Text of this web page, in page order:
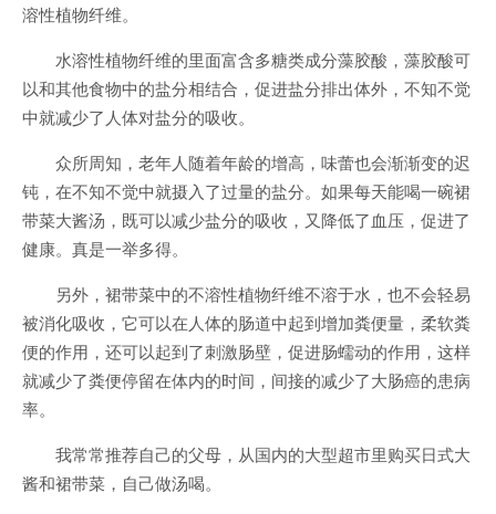
溶性植物纤维。
水溶性植物纤维的里面富含多糖类成分藻胶酸，藻胶酸可
以和其他食物中的盐分相结合，促进盐分排出体外，不知不觉
中就减少了人体对盐分的吸收。
众所周知，老年人随着年龄的增高，味蕾也会渐渐变的迟
钝，在不知不觉中就摄入了过量的盐分。如果每天能喝一碗裙
带菜大酱汤，既可以减少盐分的吸收，又降低了血压，促进了
健康。真是一举多得。
另外，裙带菜中的不溶性植物纤维不溶于水，也不会轻易
被消化吸收，它可以在人体的肠道中起到增加粪便量，柔软粪
便的作用，还可以起到了刺激肠壁，促进肠蠕动的作用，这样
就减少了粪便停留在体内的时间，间接的减少了大肠癌的患病
率。
我常常推荐自己的父母，从国内的大型超市里购买日式大
酱和裙带菜，自己做汤喝。